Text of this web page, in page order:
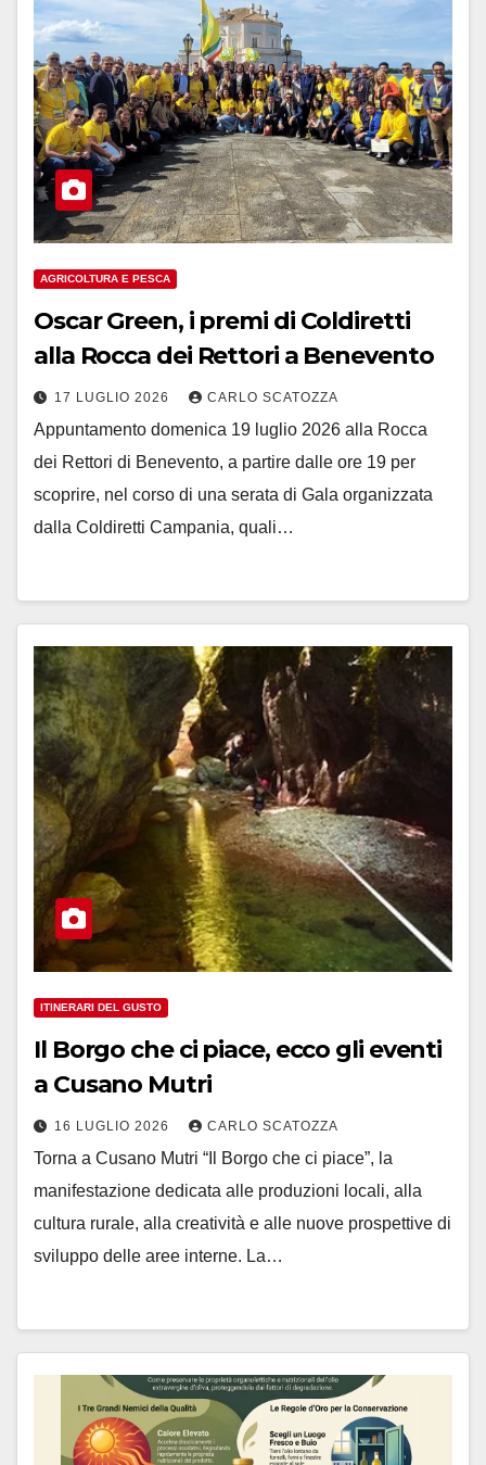
AGRICOLTURA E PESCA
Oscar Green, i premi di Coldiretti
alla Rocca dei Rettori a Benevento
17 LUGLIO 2026 CARLO SCATOZZA
Appuntamento domenica 19 luglio 2026 alla Rocca
dei Rettori di Benevento, a partire dalle ore 19 per
scoprire, nel corso di una serata di Gala organizzata
dalla Coldiretti Campania, quali…
ITINERARI DEL GUSTO
Il Borgo che ci piace, ecco gli eventi
a Cusano Mutri
16 LUGLIO 2026 CARLO SCATOZZA
Torna a Cusano Mutri “Il Borgo che ci piace”, la
manifestazione dedicata alle produzioni locali, alla
cultura rurale, alla creatività e alle nuove prospettive di
sviluppo delle aree interne. La…